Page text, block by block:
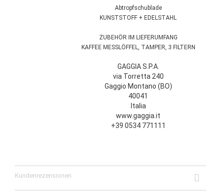
Abtropfschublade
KUNSTSTOFF + EDELSTAHL
ZUBEHÖR IM LIEFERUMFANG
KAFFEE MESSLÖFFEL, TAMPER, 3 FILTERN
GAGGIA S.P.A.
via Torretta 240
Gaggio Montano (BO)
40041
Italia
www.gaggia.it
+39 0534 771111
Kundenrezensionen